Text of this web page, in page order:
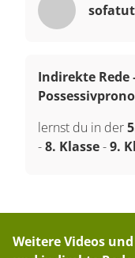
Indirekte Rede
lernst du in der
-8. Klasse-9.
Weitere Videos